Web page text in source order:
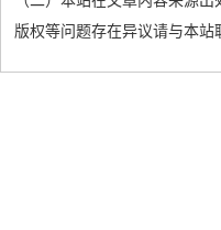
版权等问题存在异议请与本站